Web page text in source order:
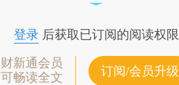
登录后获取已订阅的阅读权限
财新通会员
可畅读全文
订阅/会员升级